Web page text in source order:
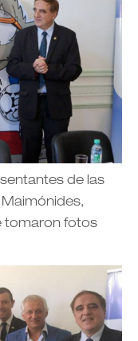
de las
tomaron fotos